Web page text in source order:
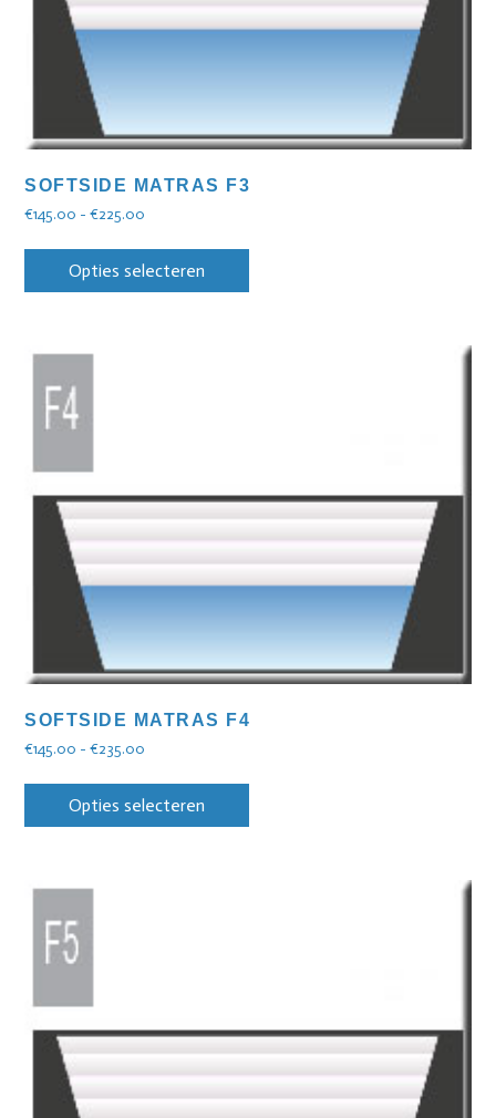
SOFTSIDE MATRAS F3
€145.00 - €225.00
Opties selecteren
SOFTSIDE MATRAS F4
€145.00 - €235.00
Opties selecteren